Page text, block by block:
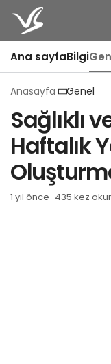
Ana sayfaBilgi
Anasayfa Genel
Sağlıklı
Haftalık
1 yıl önce 435 kez